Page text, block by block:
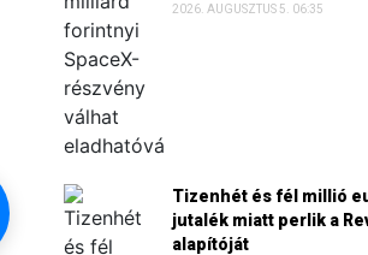
2026. AUGUSZTUS 5. 06:35
Tizenhét és fél millió
jutalék miatt perlik a
alapítóját